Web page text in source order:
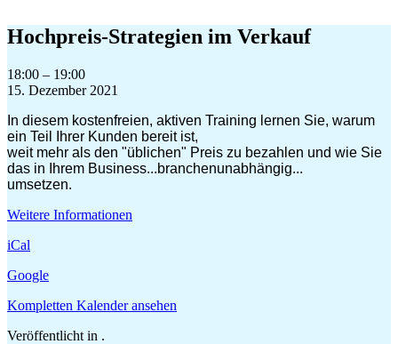
Inhalt
springen
Hochpreis-Strategien im Verkauf
Hochpreis-
Strategien
Verkauf
18:00 – 19:00
15. Dezember 2021
In diesem kostenfreien, aktiven Training lernen Sie, warum
ein Teil Ihrer Kunden bereit ist,
weit mehr als den "üblichen" Preis zu bezahlen und wie Sie
das in Ihrem Business...branchenunabhängig...
umsetzen.
Weitere Informationen
iCal
Google
Kompletten Kalender ansehen
Veröffentlicht in .